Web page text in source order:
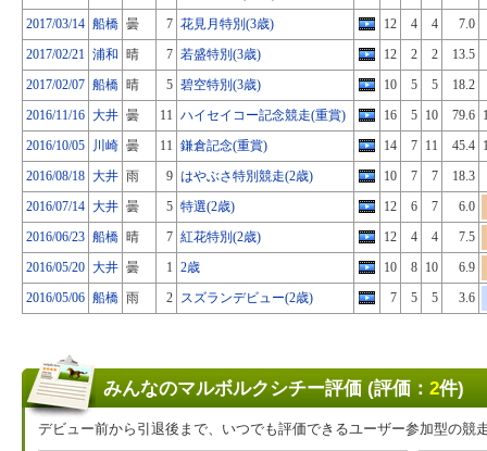
2017/03/14 船橋 曇 7 花見月特別(3歳) 12 4 4
7.0
2017/02/21 浦和 晴 7 若盛特別(3歳) 12 2 2
13.5
2017/02/07 船橋 晴 5 碧空特別(3歳) 10 5 5
18.2
2016/11/16 大井 曇 11 ハイセイコー記念競走(重賞) 16 5 10 79.6
2016/10/05
川崎 曇 11 鎌倉記念(重賞) 14 7 11 45.4
2016/08/18 大井 雨 9 はやぶさ特別競走(2歳) 10 7 7
18.3
2016/07/14 大井 曇 5 特選(2歳) 12 6 7
6.0
2016/06/23 船橋 晴 7 紅花特別(2歳) 12 4 4
7.5
2016/05/20 大井 曇 1 2歳 10 8 10
6.9
2016/05/06 船橋 雨 2 スズランデビュー(2歳) 7 5 5 3.6
みんなのマルボルクシチー評価 (評価： 2件)
デビュー前から引退後まで、いつでも評価できるユーザー参加型の競